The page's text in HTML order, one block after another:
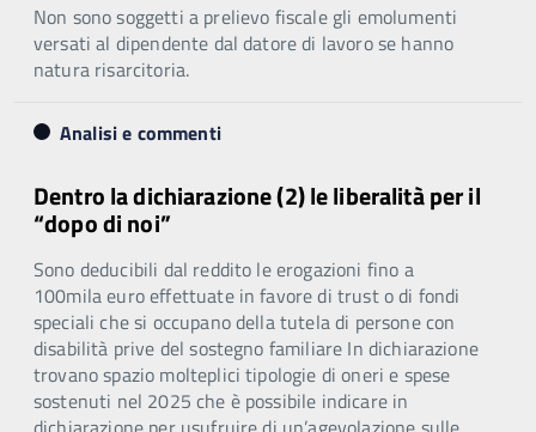
Non sono soggetti a prelievo fiscale gli emolumenti
versati al dipendente dal datore di lavoro se hanno
natura risarcitoria.
Analisi e commenti
Dentro la dichiarazione (2) le liberalità per il
“dopo di noi”
Sono deducibili dal reddito le erogazioni fino a
100mila euro effettuate in favore di trust o di fondi
speciali che si occupano della tutela di persone con
disabilità prive del sostegno familiare In dichiarazione
trovano spazio molteplici tipologie di oneri e spese
sostenuti nel 2025 che è possibile indicare in